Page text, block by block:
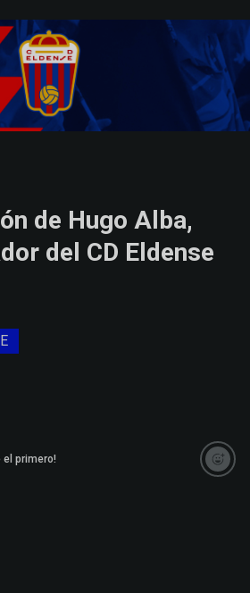
de Hugo Alba,
del CD Eldense
el primero!